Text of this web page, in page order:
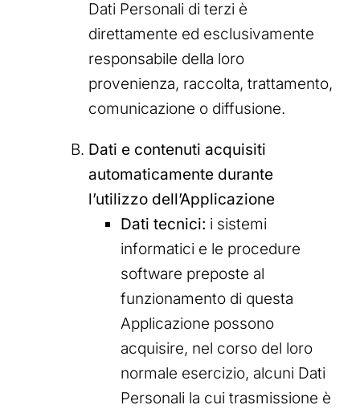
Dati Personali di terzi è
direttamente ed esclusivamente
responsabile della loro
provenienza, raccolta, trattamento,
comunicazione o diffusione.
Dati e contenuti acquisiti
automaticamente durante
l’utilizzo dell’Applicazione
Dati tecnici: i sistemi
informatici e le procedure
software preposte al
funzionamento di questa
Applicazione possono
acquisire, nel corso del loro
normale esercizio, alcuni Dati
Personali la cui trasmissione è